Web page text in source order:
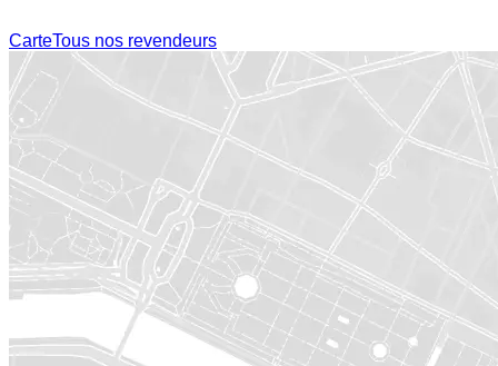
CarteTous nos revendeurs